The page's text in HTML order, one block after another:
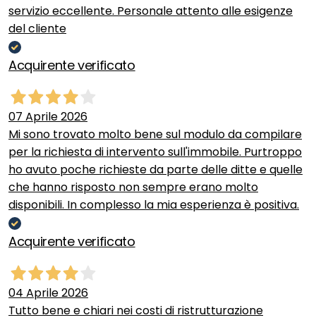
servizio eccellente. Personale attento alle esigenze
del cliente
Acquirente verificato
07 Aprile 2026
Mi sono trovato molto bene sul modulo da compilare
per la richiesta di intervento sull'immobile. Purtroppo
ho avuto poche richieste da parte delle ditte e quelle
che hanno risposto non sempre erano molto
disponibili. In complesso la mia esperienza è positiva.
Acquirente verificato
04 Aprile 2026
Tutto bene e chiari nei costi di ristrutturazione